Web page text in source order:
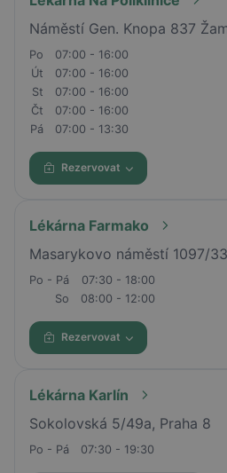
Náměstí Gen. Knopa 837
Po
07:00 - 16:00
Út
07:00 - 16:00
St
07:00 - 16:00
Čt
07:00 - 16:00
Pá
07:00 - 13:30
Rezervovat
Lékárna Farmako
Masarykovo náměstí 1097/
Po - Pá
07:30 - 18:00
So
08:00 - 12:00
Rezervovat
Lékárna Karlín
Sokolovská 5/49a, Praha 8
Po - Pá 07:30 - 19:30